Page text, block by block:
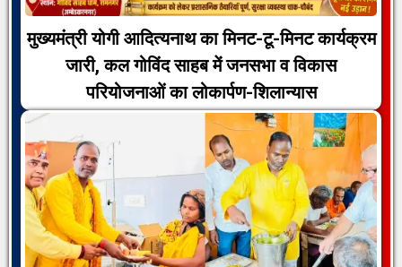
मुख्यमंत्री योगी आदित्यनाथ का मिनट-टू-मिनट कार्यक्रम
जारी, कल गोविंद साहब में जनसभा व विकास
परियोजनाओं का लोकार्पण-शिलान्यास